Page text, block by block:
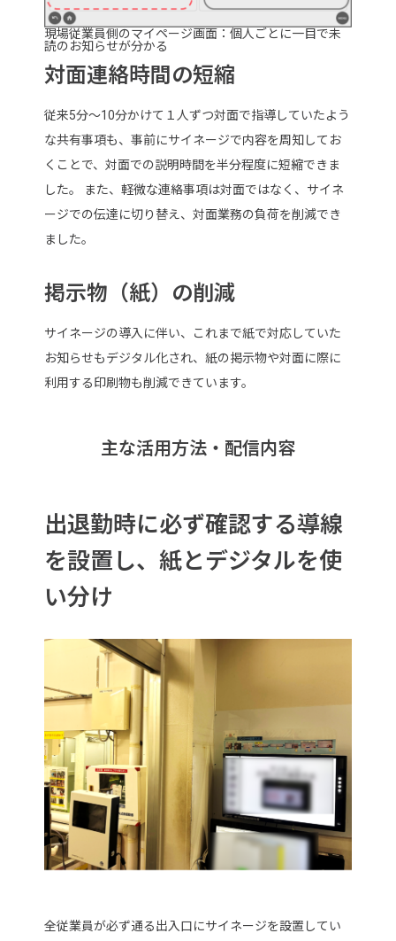
現場従業員側のマイページ画面：個人ごとに一目で未
読のお知らせが分かる
対面連絡時間の短縮
従来5分～10分かけて１人ずつ対面で指導していたよう
な共有事項も、事前にサイネージで内容を周知してお
くことで、対面での説明時間を半分程度に短縮できま
した。 また、軽微な連絡事項は対面ではなく、サイネ
ージでの伝達に切り替え、対面業務の負荷を削減でき
ました。
掲示物（紙）の削減
サイネージの導入に伴い、これまで紙で対応していた
お知らせもデジタル化され、紙の掲示物や対面に際に
利用する印刷物も削減できています。
主な活用方法・配信内容
出退勤時に必ず確認する導線
を設置し、紙とデジタルを使
い分け
全従業員が必ず通る出入口にサイネージを設置してい